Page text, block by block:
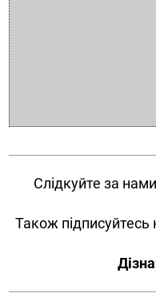
Слідкуйте за
Також підписуйтесь